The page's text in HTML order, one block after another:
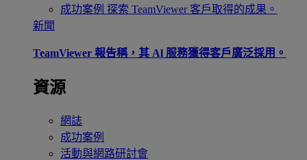
成功案例 探索 TeamViewer 客戶取得的成果。
新聞
TeamViewer 報告稱，其 Al 服務獲得客戶廣泛採用。
資源
網誌
成功案例
活動與網路研討會